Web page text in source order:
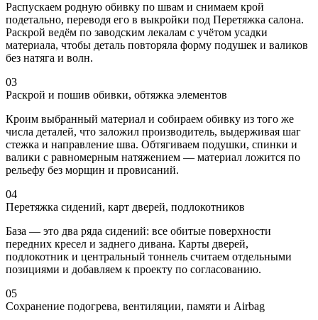
Распускаем родную обивку по швам и снимаем крой
подетально, переводя его в выкройки под Перетяжка салона.
Раскрой ведём по заводским лекалам с учётом усадки
материала, чтобы деталь повторяла форму подушек и валиков
без натяга и волн.
03
Раскрой и пошив обивки, обтяжка элементов
Кроим выбранный материал и собираем обивку из того же
числа деталей, что заложил производитель, выдерживая шаг
стежка и направление шва. Обтягиваем подушки, спинки и
валики с равномерным натяжением — материал ложится по
рельефу без морщин и провисаний.
04
Перетяжка сидений, карт дверей, подлокотников
База — это два ряда сидений: все обитые поверхности
передних кресел и заднего дивана. Карты дверей,
подлокотник и центральный тоннель считаем отдельными
позициями и добавляем к проекту по согласованию.
05
Сохранение подогрева, вентиляции, памяти и Airbag